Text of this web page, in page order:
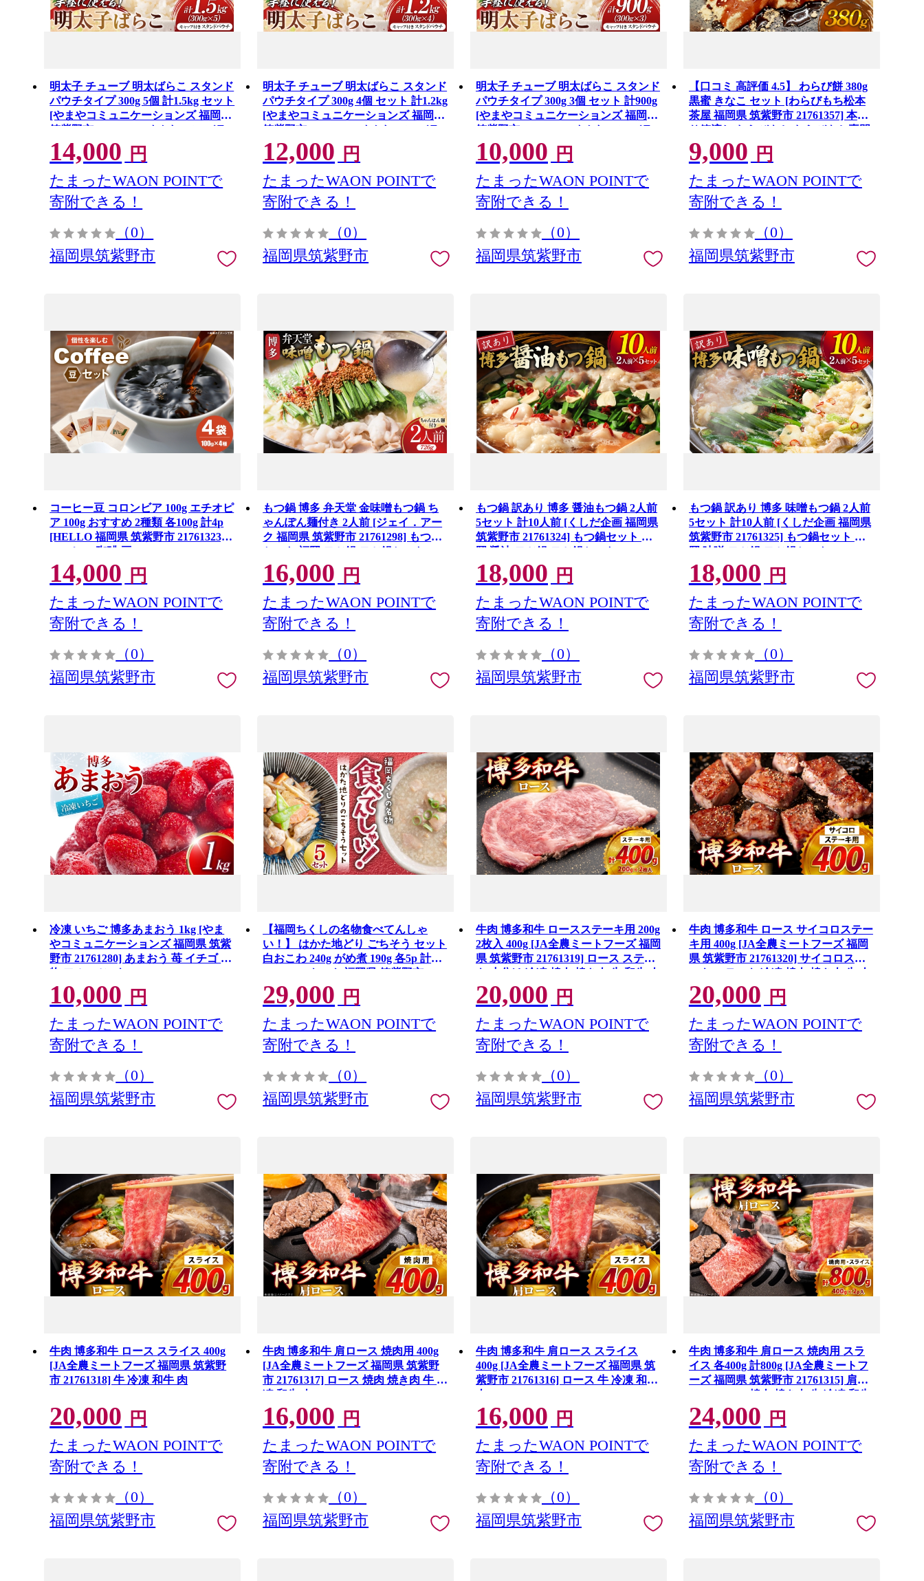
明太子 チューブ 明太ばらこ スタンド
パウチタイプ 300g 5個 計1.5kg セット
[やまやコミュニケーションズ 福岡県
筑紫野市 21761387] めんたいこ バラ
コ ばらこ やまや 小分け 明太子チュ
ーブ 福岡
14,000 円
たまったWAON POINTで
寄附できる！
（0）
福岡県筑紫野市
明太子 チューブ 明太ばらこ スタンド
パウチタイプ 300g 4個 セット 計1.2kg
[やまやコミュニケーションズ 福岡県
筑紫野市 21761388] めんたいこ バラ
コ ばらこ やまや 小分け 明太子チュ
ーブ 福岡
12,000 円
たまったWAON POINTで
寄附できる！
（0）
福岡県筑紫野市
明太子 チューブ 明太ばらこ スタンド
パウチタイプ 300g 3個 セット 計900g
[やまやコミュニケーションズ 福岡県
筑紫野市 21761389] めんたいこ バラ
コ ばらこ やまや 小分け 明太子チュ
ーブ 福岡
10,000 円
たまったWAON POINTで
寄附できる！
（0）
福岡県筑紫野市
【口コミ 高評価 4.5】 わらび餅 380g
黒蜜 きなこ セット [わらびもち松本
茶屋 福岡県 筑紫野市 21761357] 本練
り箱流し わらびもち わらびもち専門
店 きな粉 とろける もっちり 和菓子
9,000 円
たまったWAON POINTで
寄附できる！
（0）
福岡県筑紫野市
コーヒー豆 コロンビア 100g エチオピ
ア 100g おすすめ 2種類 各100g 計4p
[HELLO 福岡県 筑紫野市 21761323]
コーヒー 珈琲 豆
14,000 円
たまったWAON POINTで
寄附できる！
（0）
福岡県筑紫野市
もつ鍋 博多 弁天堂 金味噌もつ鍋 ち
ゃんぽん麺付き 2人前 [ジェイ．アー
ク 福岡県 筑紫野市 21761298] もつ鍋
セット 福岡 モツ鍋 モツ鍋セット ス
ープ 味噌 ちゃんぽん
16,000 円
たまったWAON POINTで
寄附できる！
（0）
福岡県筑紫野市
もつ鍋 訳あり 博多 醤油もつ鍋 2人前
5セット 計10人前 [くしだ企画 福岡県
筑紫野市 21761324] もつ鍋セット 福
岡 醤油 モツ鍋 モツ鍋セット
18,000 円
たまったWAON POINTで
寄附できる！
（0）
福岡県筑紫野市
もつ鍋 訳あり 博多 味噌もつ鍋 2人前
5セット 計10人前 [くしだ企画 福岡県
筑紫野市 21761325] もつ鍋セット 福
岡 味噌 モツ鍋 モツ鍋セット
18,000 円
たまったWAON POINTで
寄附できる！
（0）
福岡県筑紫野市
冷凍 いちご 博多あまおう 1kg [やま
やコミュニケーションズ 福岡県 筑紫
野市 21761280] あまおう 苺 イチゴ 果
物 フルーツ 1キロ
10,000 円
たまったWAON POINTで
寄附できる！
（0）
福岡県筑紫野市
【福岡ちくしの名物食べてんしゃ
い！】 はかた地どり ごちそう セット
白おこわ 240g がめ煮 190g 各5p 計
10p [エニクック 福岡県 筑紫野市
21761300] 詰め合わせ 地どり 博多 福
岡 おこわ
29,000 円
たまったWAON POINTで
寄附できる！
（0）
福岡県筑紫野市
牛肉 博多和牛 ロースステーキ用 200g
2枚入 400g [JA全農ミートフーズ 福岡
県 筑紫野市 21761319] ロース ステー
キ 小分け 冷凍 焼肉 焼き肉 牛 和牛 肉
20,000 円
たまったWAON POINTで
寄附できる！
（0）
福岡県筑紫野市
牛肉 博多和牛 ロース サイコロステー
キ用 400g [JA全農ミートフーズ 福岡
県 筑紫野市 21761320] サイコロステ
ーキ ステーキ 冷凍 焼肉 焼き肉 牛 肉
和牛
20,000 円
たまったWAON POINTで
寄附できる！
（0）
福岡県筑紫野市
牛肉 博多和牛 ロース スライス 400g
[JA全農ミートフーズ 福岡県 筑紫野
市 21761318] 牛 冷凍 和牛 肉
20,000 円
たまったWAON POINTで
寄附できる！
（0）
福岡県筑紫野市
牛肉 博多和牛 肩ロース 焼肉用 400g
[JA全農ミートフーズ 福岡県 筑紫野
市 21761317] ロース 焼肉 焼き肉 牛 冷
凍 和牛 肉
16,000 円
たまったWAON POINTで
寄附できる！
（0）
福岡県筑紫野市
牛肉 博多和牛 肩ロース スライス
400g [JA全農ミートフーズ 福岡県 筑
紫野市 21761316] ロース 牛 冷凍 和牛
肉
16,000 円
たまったWAON POINTで
寄附できる！
（0）
福岡県筑紫野市
牛肉 博多和牛 肩ロース 焼肉用 スラ
イス 各400g 計800g [JA全農ミートフ
ーズ 福岡県 筑紫野市 21761315] 肩ロ
ース ロース 焼肉 焼き肉 牛 冷凍 和牛
肉 小分け 詰め合わせ
24,000 円
たまったWAON POINTで
寄附できる！
（0）
福岡県筑紫野市